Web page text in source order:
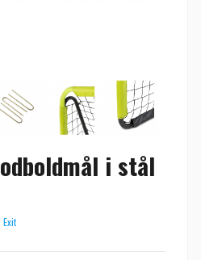
i stål
Exit